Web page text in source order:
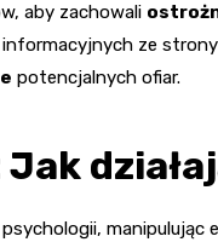
aby zachowali
ze
potencjalnych ofiar.